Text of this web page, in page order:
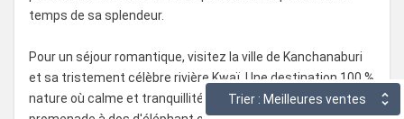
Trier : Meilleures ventes
temps de sa splendeur.
Pour un séjour romantique, visitez la ville de Kanchanaburi
et sa tristement célèbre rivière Kwaï. Une destination 100 %
nature où calme et tranquillité se vivent au gré de